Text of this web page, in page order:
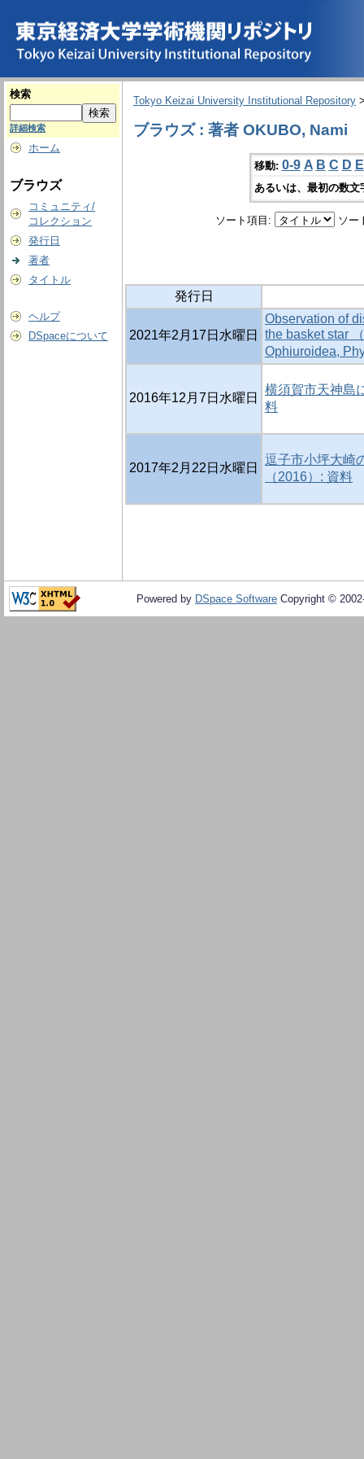
検索
詳細検索
ホーム
ブラウズ
コミュニティ/
コレクション
発行日
著者
タイトル
ヘルプ
DSpaceについて
Tokyo Keizai University Institutional Repository
ブラウズ : 著者 OKUBO, Nami
移動: 0-9 A B C D E
あるいは、最初の数
ソート項目: ソー
発行日
2021年2月17日水曜日
Observation of
the basket star
Ophiuroidea,
2016年12月7日水曜日
横須賀市天神島
料
2017年2月22日水曜日
逗子市小坪大崎
（2016）: 資料
Powered by DSpace Software Copyright ©